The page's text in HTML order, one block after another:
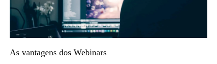
As vantagens dos Webinars